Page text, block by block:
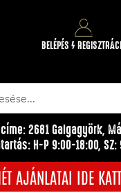
BELÉPÉS /
2681 Galgagyörk,
H-P 9:00-18:00, SZ:
AJÁNLATAI IDE